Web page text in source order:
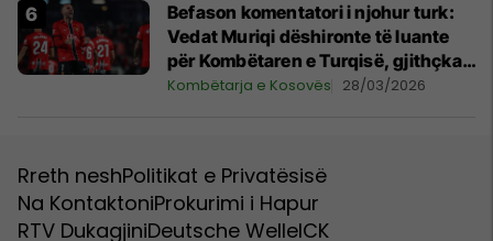
Befason komentatori i njohur turk:
Vedat Muriqi dëshironte të luante
për Kombëtaren e Turqisë, gjithçka
ishte praktikisht e kryer
Kombëtarja e Kosovës 28/03/2026
Rreth neshPolitikat e Privatësisë
Na KontaktoniProkurimi i Hapur
RTV DukagjiniDeutsche WelleICK